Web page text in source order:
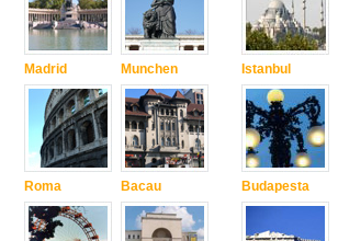
Madrid
Roma
Munchen
Bacau
Istanbul
Budapesta